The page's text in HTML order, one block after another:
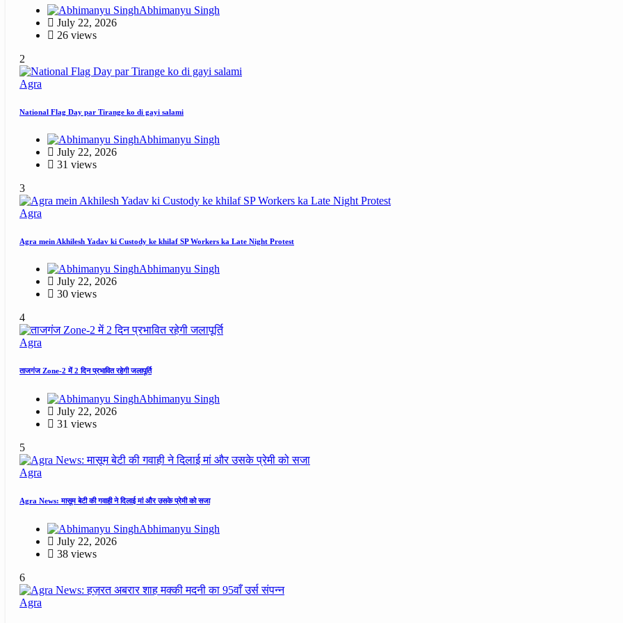
Abhimanyu Singh
July 22, 2026
26 views
2
Agra
National Flag Day par Tirange ko di gayi salami
Abhimanyu Singh
July 22, 2026
31 views
3
Agra
Agra mein Akhilesh Yadav ki Custody ke khilaf SP Workers ka Late Night Protest
Abhimanyu Singh
July 22, 2026
30 views
4
Agra
ताजगंज Zone-2 में 2 दिन प्रभावित रहेगी जलापूर्ति
Abhimanyu Singh
July 22, 2026
31 views
5
Agra
Agra News: मासूम बेटी की गवाही ने दिलाई मां और उसके प्रेमी को सजा
Abhimanyu Singh
July 22, 2026
38 views
6
Agra